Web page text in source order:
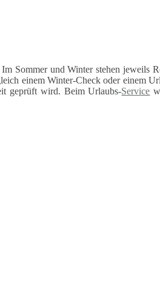
Sommer und Winter stehen
einem Winter-Check oder einem
geprüft wird. Beim Urlaubs-Service